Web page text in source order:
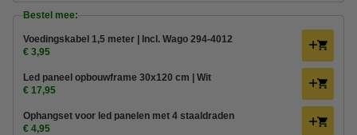
Bestel mee:
Voedingskabel 1,5 meter | Incl. Wago 294-4012
€ 3,95
Led paneel opbouwframe 30x120 cm | Wit
€ 17,95
Ophangset voor led panelen met 4 staaldraden
€ 4,95